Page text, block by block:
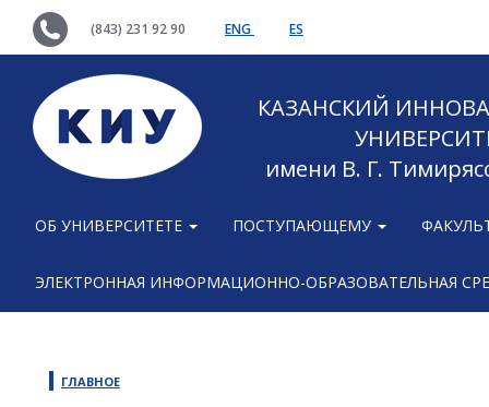
(843) 231 92 90 ENG ES
КАЗАНСКИЙ
имени В. Г.
ОБ УНИВЕРСИТЕТЕ ПОСТУПАЮЩЕМУ
ЭЛЕКТРОННАЯ ИНФОРМАЦИОННО-ОБРАЗОВАТЕЛЬНАЯ
ГЛАВНОЕ